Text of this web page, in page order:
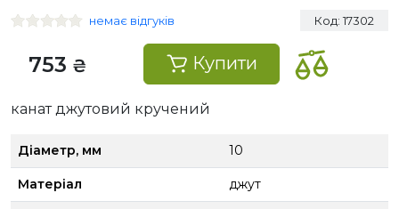
немає відгуків Код: 17302
753 ₴ Купити
канат джутовий кручений
Діаметр, мм 10
Матеріал джут